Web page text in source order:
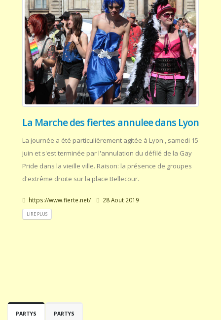
La Marche des fiertes annulee dans Lyon
La journée a été particulièrement agitée à Lyon , samedi 15
juin et s'est terminée par l'annulation du défilé de la Gay
Pride dans la vieille ville. Raison: la présence de groupes
d'extrême droite sur la place Bellecour.
https://www.fierte.net/ 28 Aout 2019
LIRE PLUS
PARTYS PARTYS